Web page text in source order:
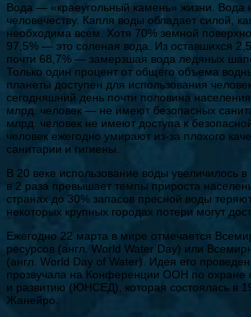
Вода — «краеугольный камень» жизни. Вода
человечеству. Капля воды обладает силой,
необходима всем. Хотя 70% земной
97,5% — это соленая вода. Из оставшихся
почти 68,7% — замерзшая вода ледяных
Только один процент от общего объема
планеты доступен для использования
сегодняшний день почти половина
млрд. человек — не имеют безопасных
млрд. человек не имеют доступа к
человек ежегодно умирают из-за плохого
санитарии и гигиены.
В 20 веке использование воды увеличилось
в 2 раза превышает темпы прироста
странах до 30% запасов пресной воды
некоторых крупных городах потери могут
Ежегодно 22 марта в мире отмечается
ресурсов (англ. World Water Day) или
(англ. World Day of Water). Идея его
прозвучала на Конференции ООН по
и развитию (ЮНСЕД), которая состоялась в
Жанейро.